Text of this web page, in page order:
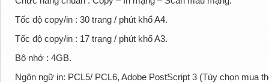
Tốc độ copy/in : 30 trang / phút khổ A4.
Tốc độ copy/in : 17 trang / phút khổ A3.
Bộ nhớ : 4GB.
Ngôn ngữ in: PCL5/ PCL6, Adobe PostScript 3 (Tùy chọn mua